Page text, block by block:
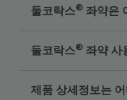
둘코락스® 좌약은
둘코락스® 좌약 사
제품 상세정보는